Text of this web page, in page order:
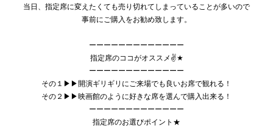
当日、指定席に変えたくても売り切れてしまっていることが多いので
事前にご購入をお勧め致します。
ーーーーーーーーーーーーー
指定席のココがオススメ✌★
ーーーーーーーーーーーーー
その１▶︎▶︎開演ギリギリにご来場でも良いお席で観れる！
その２▶︎▶︎映画館のように好きな席を選んで購入出来る！
ーーーーーーーーーーーーー
指定席のお選びポイント★